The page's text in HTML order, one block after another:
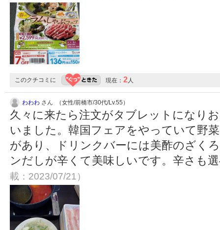
このクチコミに 現在： 2人
わわわ さん （女性/前橋市/30代/Lv.55）
久々に来たら注文がタブレットになり
いました。韓国フェアをやっていて野
があり、ドリンクバーには美酢のざく
ンだしが辛くて美味しいです。辛さも
載：2023/07/21）